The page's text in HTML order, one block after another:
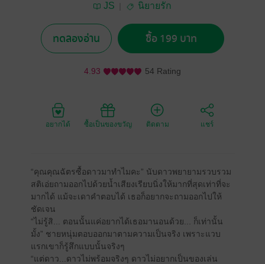
JS นิยายรัก
ทดลองอ่าน ซื้อ 199 บาท
4.93 54 Rating
อยากได้ ซื้อเป็นของขวัญ ติดตาม แชร์
“คุณคุณฉัตรซื้อดาวมาทำไมคะ” นับดาวพยายามรวบรวม
สติเอ่ยถามออกไปด้วยน้ำเสียงเรียบนิ่งให้มากที่สุดเท่าที่จะ
มากได้ แม้จะเดาคำตอบได้ เธอก็อยากจะถามออกไปให้
ชัดเจน
“ไม่รู้สิ... ตอนนั้นแค่อยากได้เธอมานอนด้วย... ก็เท่านั้น
มั้ง” ชายหนุ่มตอบออกมาตามความเป็นจริง เพราะแวบ
แรกเขาก็รู้สึกแบบนั้นจริงๆ
“แต่ดาว...ดาวไม่พร้อมจริงๆ ดาวไม่อยากเป็นของเล่น